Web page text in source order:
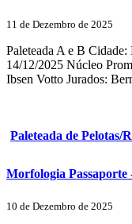
11 de Dezembro de 2025
Paleteada A e B Cidade:
14/12/2025 Núcleo
Ibsen Votto Jurados:
Paleteada de Pelotas/
Morfologia Passaporte
10 de Dezembro de 2025